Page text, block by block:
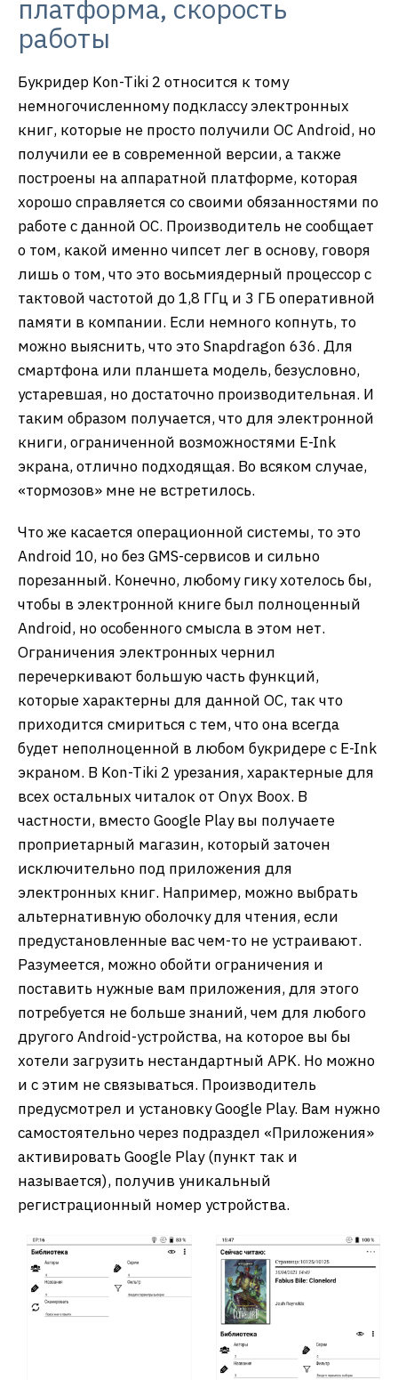
платформа, скорость
работы
Букридер Kon-Tiki 2 относится к тому
немногочисленному подклассу электронных
книг, которые не просто получили ОС Android, но
получили ее в современной версии, а также
построены на аппаратной платформе, которая
хорошо справляется со своими обязанностями по
работе с данной ОС. Производитель не сообщает
о том, какой именно чипсет лег в основу, говоря
лишь о том, что это восьмиядерный процессор с
тактовой частотой до 1,8 ГГц и 3 ГБ оперативной
памяти в компании. Если немного копнуть, то
можно выяснить, что это Snapdragon 636. Для
смартфона или планшета модель, безусловно,
устаревшая, но достаточно производительная. И
таким образом получается, что для электронной
книги, ограниченной возможностями E-Ink
экрана, отлично подходящая. Во всяком случае,
«тормозов» мне не встретилось.
Что же касается операционной системы, то это
Android 10, но без GMS-сервисов и сильно
порезанный. Конечно, любому гику хотелось бы,
чтобы в электронной книге был полноценный
Android, но особенного смысла в этом нет.
Ограничения электронных чернил
перечеркивают большую часть функций,
которые характерны для данной ОС, так что
приходится смириться с тем, что она всегда
будет неполноценной в любом букридере с E-Ink
экраном. В Kon-Tiki 2 урезания, характерные для
всех остальных читалок от Onyx Boox. В
частности, вместо Google Play вы получаете
проприетарный магазин, который заточен
исключительно под приложения для
электронных книг. Например, можно выбрать
альтернативную оболочку для чтения, если
предустановленные вас чем-то не устраивают.
Разумеется, можно обойти ограничения и
поставить нужные вам приложения, для этого
потребуется не больше знаний, чем для любого
другого Android-устройства, на которое вы бы
хотели загрузить нестандартный APK. Но можно
и с этим не связываться. Производитель
предусмотрел и установку Google Play. Вам нужно
самостоятельно через подраздел «Приложения»
активировать Google Play (пункт так и
называется), получив уникальный
регистрационный номер устройства.